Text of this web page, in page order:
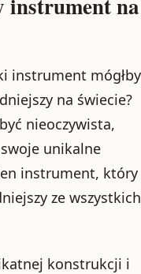
instrument mógłby
na świecie?
nieoczywista,
unikalne
instrument, który
ze wszystkich
konstrukcji i